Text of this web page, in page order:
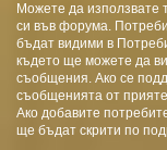
Можете да използвате
си във форума.
бъдат видими в
където ще можете да
съобщения. Ако се
съобщенията от
Ако добавите
ще бъдат скрити по